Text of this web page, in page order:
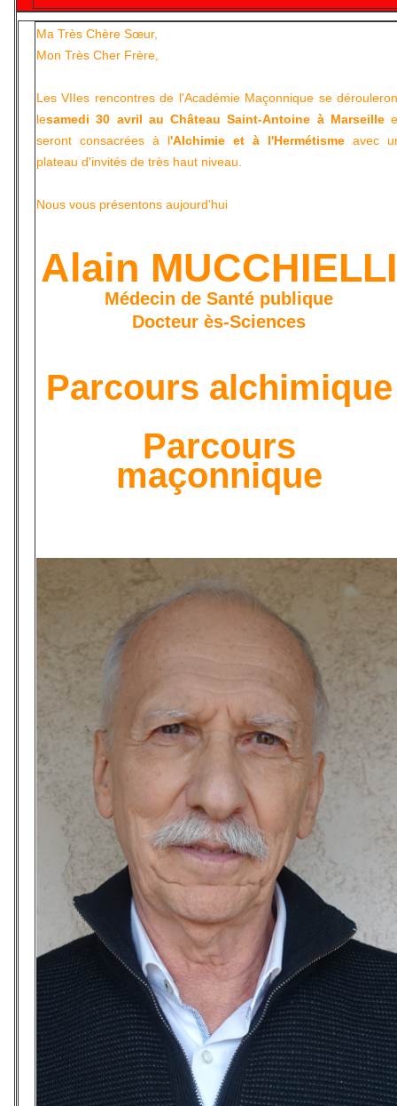
Ma Très Chère Sœur,
Mon Très Cher Frère,
Les VIIes rencontres de l'Académie Maçonnique se
lesamedi 30 avril au Château Saint-Antoine à Marseille
seront consacrées à l'Alchimie et à l'Hermétisme avec
plateau d'invités de très haut niveau.
Nous vous présentons aujourd'hui
Alain MUCCHIELLI
Médecin de Santé publique
Docteur ès-Sciences
Parcours alchimique
Parcours
maçonnique